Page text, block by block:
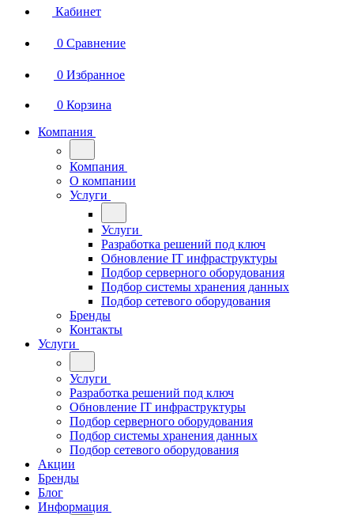
Кабинет
0 Сравнение
0 Избранное
0 Корзина
Компания
Компания
О компании
Услуги
Услуги
Разработка решений под ключ
Обновление IT инфраструктуры
Подбор серверного оборудования
Подбор системы хранения данных
Подбор сетевого оборудования
Бренды
Контакты
Услуги
Услуги
Разработка решений под ключ
Обновление IT инфраструктуры
Подбор серверного оборудования
Подбор системы хранения данных
Подбор сетевого оборудования
Акции
Бренды
Блог
Информация